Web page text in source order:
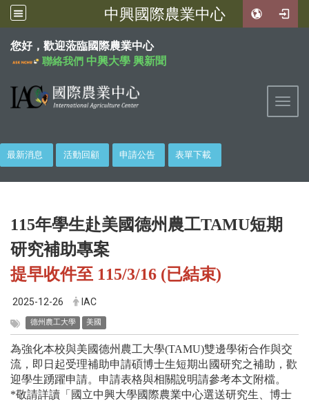
中興國際農業中心
您好，歡迎蒞臨國際農業中心
聯絡我們 中興大學 興新聞
最新消息 活動回顧 申請公告 表單下載
115年學生赴美國德州農工TAMU短期
研究補助專案
提早收件至 115/3/16 (已結束)
2025-12-26 IAC
德州農工大學 美國
為強化本校與美國德州農工大學(TAMU)雙邊學術合作與交
流，即日起受理補助申請碩博士生短期出國研究之補助，歡
迎學生踴躍申請。申請表格與相關說明請參考本文附檔。
*敬請詳讀「國立中興大學國際農業中心選送研究生、博士